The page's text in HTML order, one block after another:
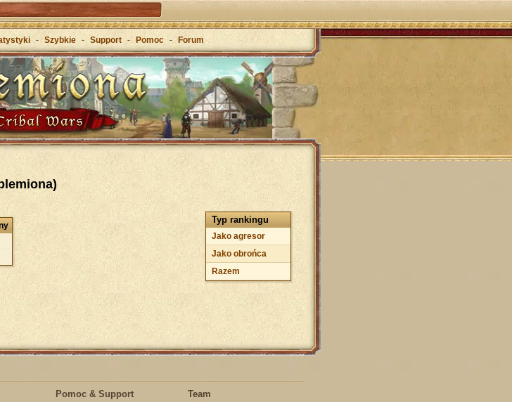
2 – następca kultowej gry
– Strategia o epokach cywilizacji
imperium w antycznej Grecji
- Szybkie - Support - Pomoc - Forum
Typ rankingu
Jako agresor
Jako obrońca
Razem
Pomoc & Support Team